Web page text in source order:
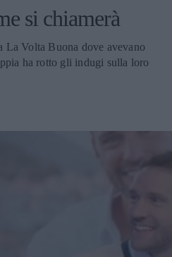
si chiamerà
La Volta Buona dove avevano
ha rotto gli indugi sulla loro